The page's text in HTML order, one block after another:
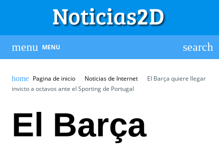
MENU
Pagina de inicio Noticias de Internet
El Barça quiere llegar
invicto a octavos ante el Sporting de Portugal
El Barça